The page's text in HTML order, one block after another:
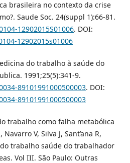
brasileira no contexto da crise
Saude Soc. 24(suppl 1):66-81.
12902015S01006. DOI:
12902015s01006
do trabalho à saúde do
1991;25(5):341-9.
89101991000500003. DOI:
89101991000500003
trabalho como falha metabólica
V, Silva J, Sant’ana R,
trabalho saúde do trabalhador
Vol III. São Paulo: Outras